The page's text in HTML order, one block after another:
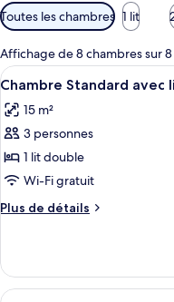
Filtres
disponibles
pour
les
chambres
Toutes les chambres 1 lit
Affichage de 8 chambres sur 8
Afficher
toutes
les
photos
pour
ce
type
de
Chambre
Standard
4
Chambre Standard avec
15 m²
3 personnes
1 lit double
Wi-Fi gratuit
Plus de détails
Plus
le
type